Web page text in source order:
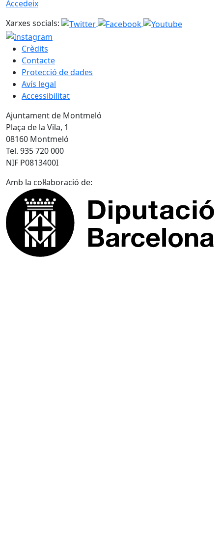
Accedeix
Xarxes socials:
Crèdits
Contacte
Protecció de dades
Avís legal
Accessibilitat
Ajuntament de Montmeló
Plaça de la Vila, 1
08160 Montmeló
Tel. 935 720 000
NIF P0813400I
Amb la col·laboració de: